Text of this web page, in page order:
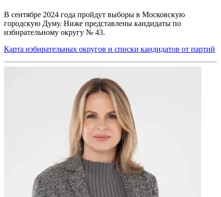
В сентябре 2024 года пройдут выборы в Московскую
городскую Думу. Ниже представлены кандидаты по
избирательному округу № 43.
Карта избирательных округов и списки кандидатов от партий